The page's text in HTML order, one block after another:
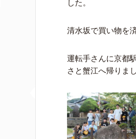
した。
清水坂で買い物を
運転手さんに京都
さと蟹江へ帰りまし